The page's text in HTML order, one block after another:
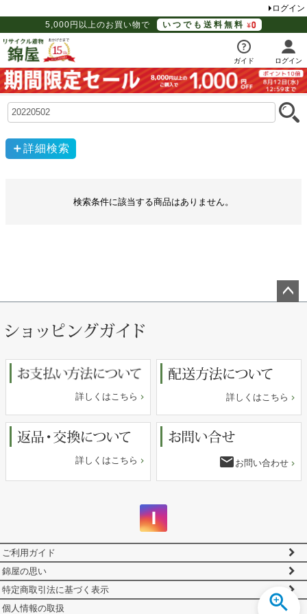
ログイン
5,000円以上のお買い物で
いつでも送料無料
ガイド ログイン
詳細検索
検索条件に該当する商品はありません。
詳しくはこちら 詳しくはこちら
詳しくはこちら email お問い合わせ
ご利用ガイド
錦屋の思い
特定商取引法に基づく表示
個人情報の取扱